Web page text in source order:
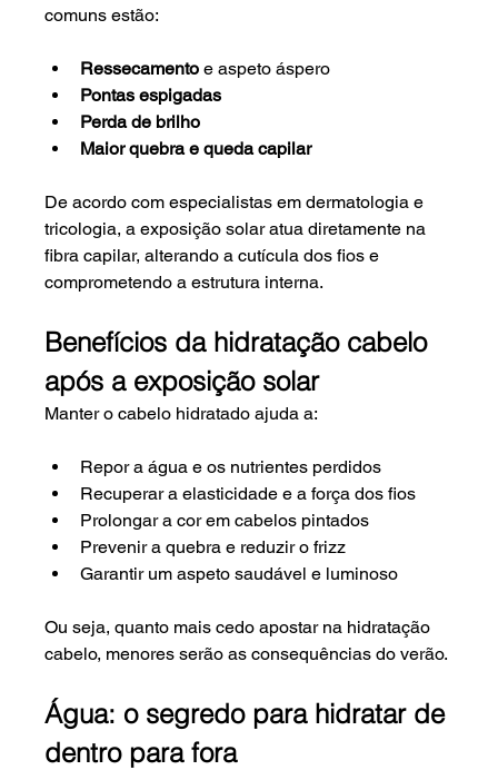
comuns estão:
Ressecamento e aspeto áspero
Pontas espigadas
Perda de brilho
Maior quebra e queda capilar
De acordo com especialistas em dermatologia e
tricologia, a exposição solar atua diretamente na
fibra capilar, alterando a cutícula dos fios e
comprometendo a estrutura interna.
Benefícios da hidratação cabelo
após a exposição solar
Manter o cabelo hidratado ajuda a:
Repor a água e os nutrientes perdidos
Recuperar a elasticidade e a força dos fios
Prolongar a cor em cabelos pintados
Prevenir a quebra e reduzir o frizz
Garantir um aspeto saudável e luminoso
Ou seja, quanto mais cedo apostar na hidratação
cabelo, menores serão as consequências do verão.
Água: o segredo para hidratar de
dentro para fora